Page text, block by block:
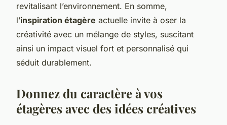
revitalisant l’environnement. En somme,
l’inspiration étagère actuelle invite à oser la
créativité avec un mélange de styles, suscitant
ainsi un impact visuel fort et personnalisé qui
séduit durablement.
Donnez du caractère à vos
étagères avec des idées créatives